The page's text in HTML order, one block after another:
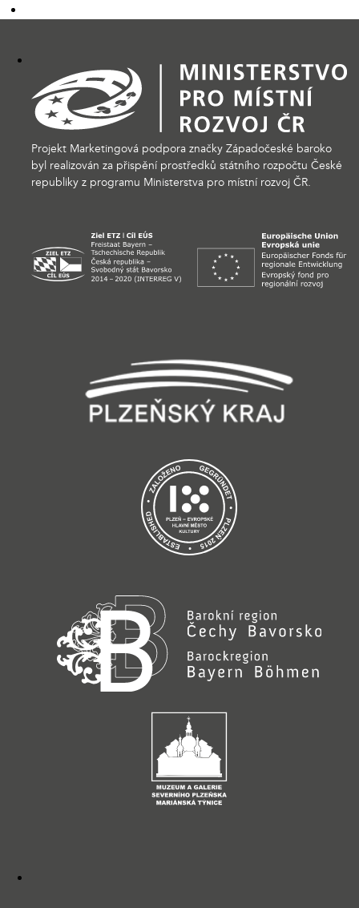
Projekt Marketingová podpora značky Západočeské baroko
byl realizován za přispění prostředků státního rozpočtu České
republiky z programu Ministerstva pro místní rozvoj ČR.